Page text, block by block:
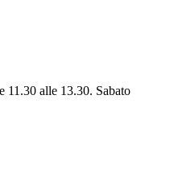
11.30 alle 13.30. Sabato